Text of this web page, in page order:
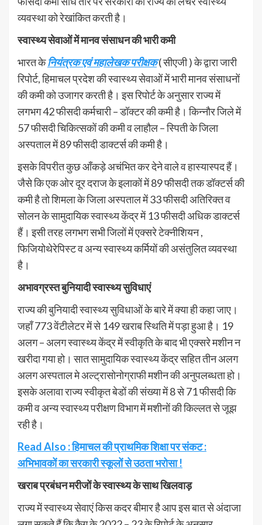
व्यवस्था को रेखांकित करती है।
स्वास्थ्य सेवाओं में मानव संसाधन कीभारी कमी
भारत केनियंत्रक एवं महालेखक परीक्षक( सीएजी ) के द्वारा जारी
रिपोर्ट, हिमाचल प्रदेश की स्वास्थ्य सेवाओं में भारी मानव संसाधनों
की कमी को उजागर करती है। इस रिपोर्ट के अनुसार राज्य में
लगभग 42 फीसदी कर्मचारी – डॉक्टर की कमी है। किन्नौर जिले में
57 फीसदी चिकित्सकों की कमी व लाहौल – स्पिती के जिला
अस्पताल में 89 फीसदी डाक्टर्स की कमी है।
इसके विपरीत कुछ आँकड़े अचंभित कर देने वाले व हास्यास्पद हैं।
जैसे कि एक ओर दूर दराज के इलाकों में 89 फीसदी तक डॉक्टर्स की
कमी है तो शिमला के जिला अस्पताल में 33 फीसदी अतिरिक्त व
सोलन के सामुदायिक स्वास्थ्य केंद्र में 13 फीसदी अधिक डाक्टर्स
हैं। इसी तरह लगभग सभी जिलों में एक्सरे टेक्नीशियन ,
फिजियोथेरेपिस्ट व अन्य स्वास्थ्य कर्मियों की असंतुलित व्यवस्था
है।
अभावग्रस्त बुनियादी स्वास्थ्य सुविधाएं
राज्य की बुनियादी स्वास्थ्य सुविधाओं के बारे में क्या ही कहा जाए।
जहाँ 773 वेंटीलेटर में से 149 खराब स्थिति में पड़ा हुआ है। 19
अलग – अलग स्वास्थ्य केंद्र में स्वीकृति के बाद भी एक्सरे मशीन न
खरीदा गया हो। सात सामुदायिक स्वास्थ्य केंद्र सहित तीन अलग
अलग अस्पताल मे अल्ट्रासोनोग्राफी मशीन की अनुपलब्धता हो।
इसके अलावा राज्य स्वीकृत बेडों की संख्या में 8 से 71 फीसदी कि
कमी व अन्य स्वास्थ्य परीक्षण विभाग में मशीनों की किल्लत से जूझ
रही है।
Read Also : हिमाचल की प्राथमिक शिक्षा पर संकट :
अभिभावकों का सरकारी स्कूलों से उठता भरोसा !
खराब प्रबंधन मरीजों के स्वास्थ्य के साथ खिलवाड़
राज्य में स्वास्थ्य सेवाएं किस कदर बीमार है आप इस बात से अंदाजा